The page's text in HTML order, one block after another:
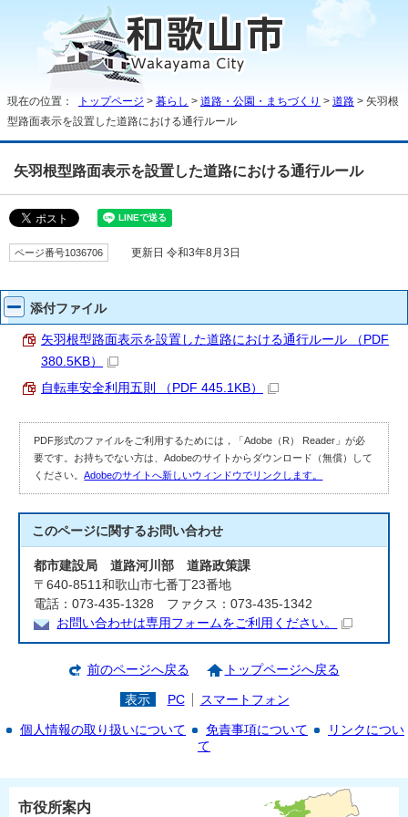
現在の位置： トップページ > 暮らし > 道路・公園・まちづくり > 道路 > 矢羽根
型路面表示を設置した道路における通行ルール
矢羽根型路面表示を設置した道路における通行ルール
ページ番号1036706 更新日 令和3年8月3日
添付ファイル
矢羽根型路面表示を設置した道路における通行ルール （PDF
380.5KB）
自転車安全利用五則 （PDF 445.1KB）
PDF形式のファイルをご利用するためには，「Adobe（R） Reader」が必
要です。お持ちでない方は、Adobeのサイトからダウンロード（無償）して
ください。Adobeのサイトへ新しいウィンドウでリンクします。
このページに関するお問い合わせ
都市建設局 道路河川部 道路政策課
〒640-8511和歌山市七番丁23番地
電話：073-435-1328 ファクス：073-435-1342
お問い合わせは専用フォームをご利用ください。
前のページへ戻る トップページへ戻る
表示 PC スマートフォン
個人情報の取り扱いについて 免責事項について
リンクについ
て
市役所案内